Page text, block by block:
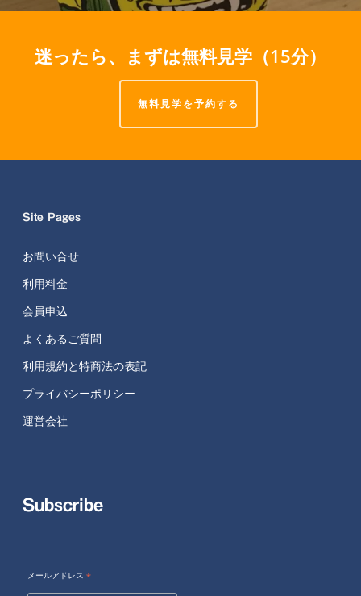
迷ったら、まずは無料見学（15分）
無料見学を予約する
Site Pages
お問い合せ
利用料金
会員申込
よくあるご質問
利用規約と特商法の表記
プライバシーポリシー
運営会社
Subscribe
メールアドレス *